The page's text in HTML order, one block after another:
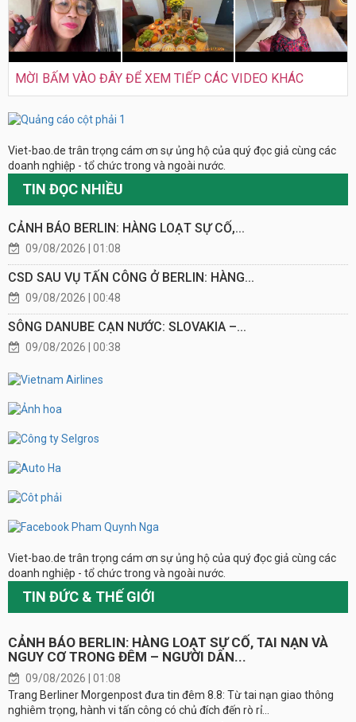
MỜI BẤM VÀO ĐÂY ĐỂ XEM TIẾP CÁC VIDEO KHÁC
Viet-bao.de trân trọng cám ơn sự ủng hộ của quý đọc giả cùng các
doanh nghiệp - tổ chức trong và ngoài nước.
TIN ĐỌC NHIỀU
CẢNH BÁO BERLIN: HÀNG LOẠT SỰ CỐ,...
09/08/2026 | 01:08
CSD SAU VỤ TẤN CÔNG Ở BERLIN: HÀNG...
09/08/2026 | 00:48
SÔNG DANUBE CẠN NƯỚC: SLOVAKIA –...
09/08/2026 | 00:38
Viet-bao.de trân trọng cám ơn sự ủng hộ của quý đọc giả cùng các
doanh nghiệp - tổ chức trong và ngoài nước.
TIN ĐỨC & THẾ GIỚI
CẢNH BÁO BERLIN: HÀNG LOẠT SỰ CỐ, TAI NẠN VÀ
NGUY CƠ TRONG ĐÊM – NGƯỜI DÂN...
09/08/2026 | 01:08
Trang Berliner Morgenpost đưa tin đêm 8.8: Từ tai nạn giao thông
nghiêm trọng, hành vi tấn công có chủ đích đến rò rỉ...